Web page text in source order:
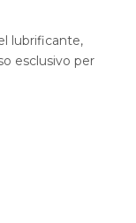
lubrificante,
esclusivo per